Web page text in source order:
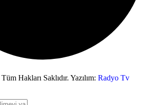
Tüm Hakları Saklıdır. Yazılım: Radyo Tv